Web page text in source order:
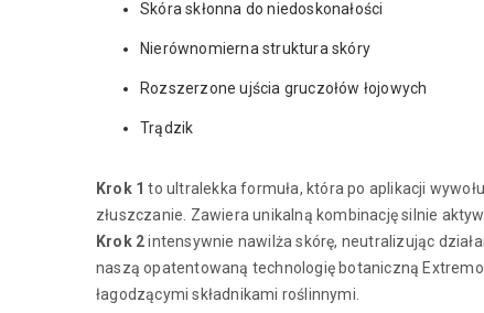
Skóra skłonna do niedoskonałości
Nierównomierna struktura skóry
Rozszerzone ujścia gruczołów łojowych
Trądzik
Krok 1 to ultralekka formuła, która po aplikacji
złuszczanie. Zawiera unikalną kombinację silnie
Krok 2intensywnie nawilża skórę, neutralizując
naszą opatentowaną technologię botaniczną
łagodzącymi składnikami roślinnymi.